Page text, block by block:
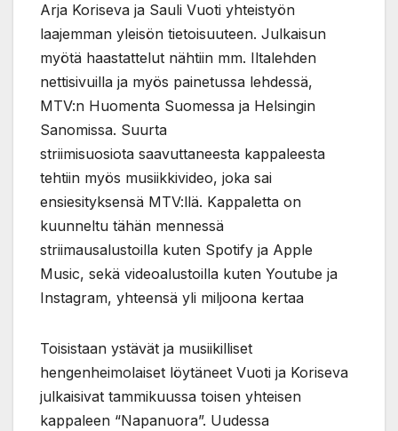
Arja Koriseva ja Sauli Vuoti yhteistyön
laajemman yleisön tietoisuuteen. Julkaisun
myötä haastattelut nähtiin mm. Iltalehden
nettisivuilla ja myös painetussa lehdessä,
MTV:n Huomenta Suomessa ja Helsingin
Sanomissa. Suurta
striimisuosiota saavuttaneesta kappaleesta
tehtiin myös musiikkivideo, joka sai
ensiesityksensä MTV:llä. Kappaletta on
kuunneltu tähän mennessä
striimausalustoilla kuten Spotify ja Apple
Music, sekä videoalustoilla kuten Youtube ja
Instagram, yhteensä yli miljoona kertaa
Toisistaan ystävät ja musiikilliset
hengenheimolaiset löytäneet Vuoti ja Koriseva
julkaisivat tammikuussa toisen yhteisen
kappaleen “Napanuora”. Uudessa